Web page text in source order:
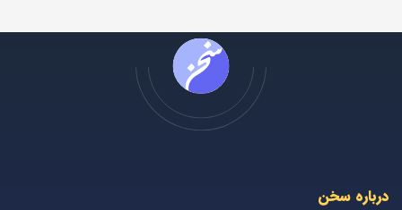
درباره سخن